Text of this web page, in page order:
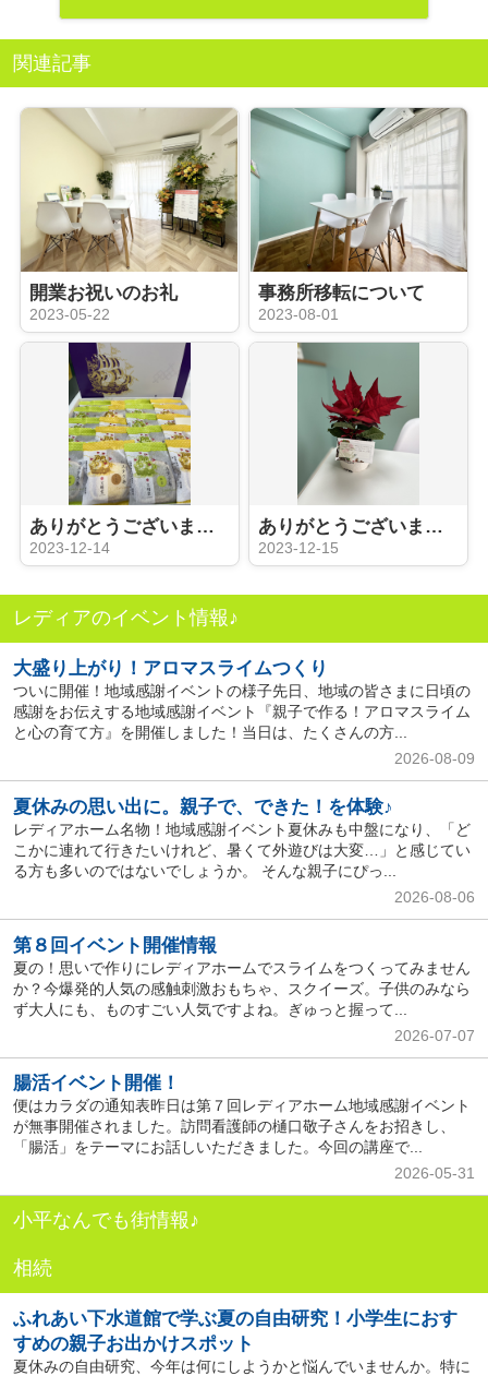
関連記事
開業お祝いのお礼
2023-05-22
事務所移転について
2023-08-01
ありがとうございます！！【お礼】
2023-12-14
ありがとうございます！！【お礼】
2023-12-15
レディアのイベント情報♪
大盛り上がり！アロマスライムつくり
ついに開催！地域感謝イベントの様子先日、地域の皆さまに日頃の
感謝をお伝えする地域感謝イベント『親子で作る！アロマスライム
と心の育て方』を開催しました！当日は、たくさんの方...
2026-08-09
夏休みの思い出に。親子で、できた！を体験♪
レディアホーム名物！地域感謝イベント夏休みも中盤になり、「ど
こかに連れて行きたいけれど、暑くて外遊びは大変…」と感じてい
る方も多いのではないでしょうか。 そんな親子にぴっ...
2026-08-06
第８回イベント開催情報
夏の！思いで作りにレディアホームでスライムをつくってみません
か？今爆発的人気の感触刺激おもちゃ、スクイーズ。子供のみなら
ず大人にも、ものすごい人気ですよね。ぎゅっと握って...
2026-07-07
腸活イベント開催！
便はカラダの通知表昨日は第７回レディアホーム地域感謝イベント
が無事開催されました。訪問看護師の樋口敬子さんをお招きし、
「腸活」をテーマにお話しいただきました。今回の講座で...
2026-05-31
小平なんでも街情報♪
相続
ふれあい下水道館で学ぶ夏の自由研究！小学生におす
すめの親子お出かけスポット
夏休みの自由研究、今年は何にしようかと悩んでいませんか。特に